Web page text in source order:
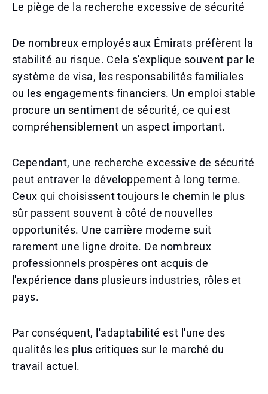
Le piège de la recherche excessive de sécurité
De nombreux employés aux Émirats préfèrent la
stabilité au risque. Cela s'explique souvent par le
système de visa, les responsabilités familiales
ou les engagements financiers. Un emploi stable
procure un sentiment de sécurité, ce qui est
compréhensiblement un aspect important.
Cependant, une recherche excessive de sécurité
peut entraver le développement à long terme.
Ceux qui choisissent toujours le chemin le plus
sûr passent souvent à côté de nouvelles
opportunités. Une carrière moderne suit
rarement une ligne droite. De nombreux
professionnels prospères ont acquis de
l'expérience dans plusieurs industries, rôles et
pays.
Par conséquent, l'adaptabilité est l'une des
qualités les plus critiques sur le marché du
travail actuel.